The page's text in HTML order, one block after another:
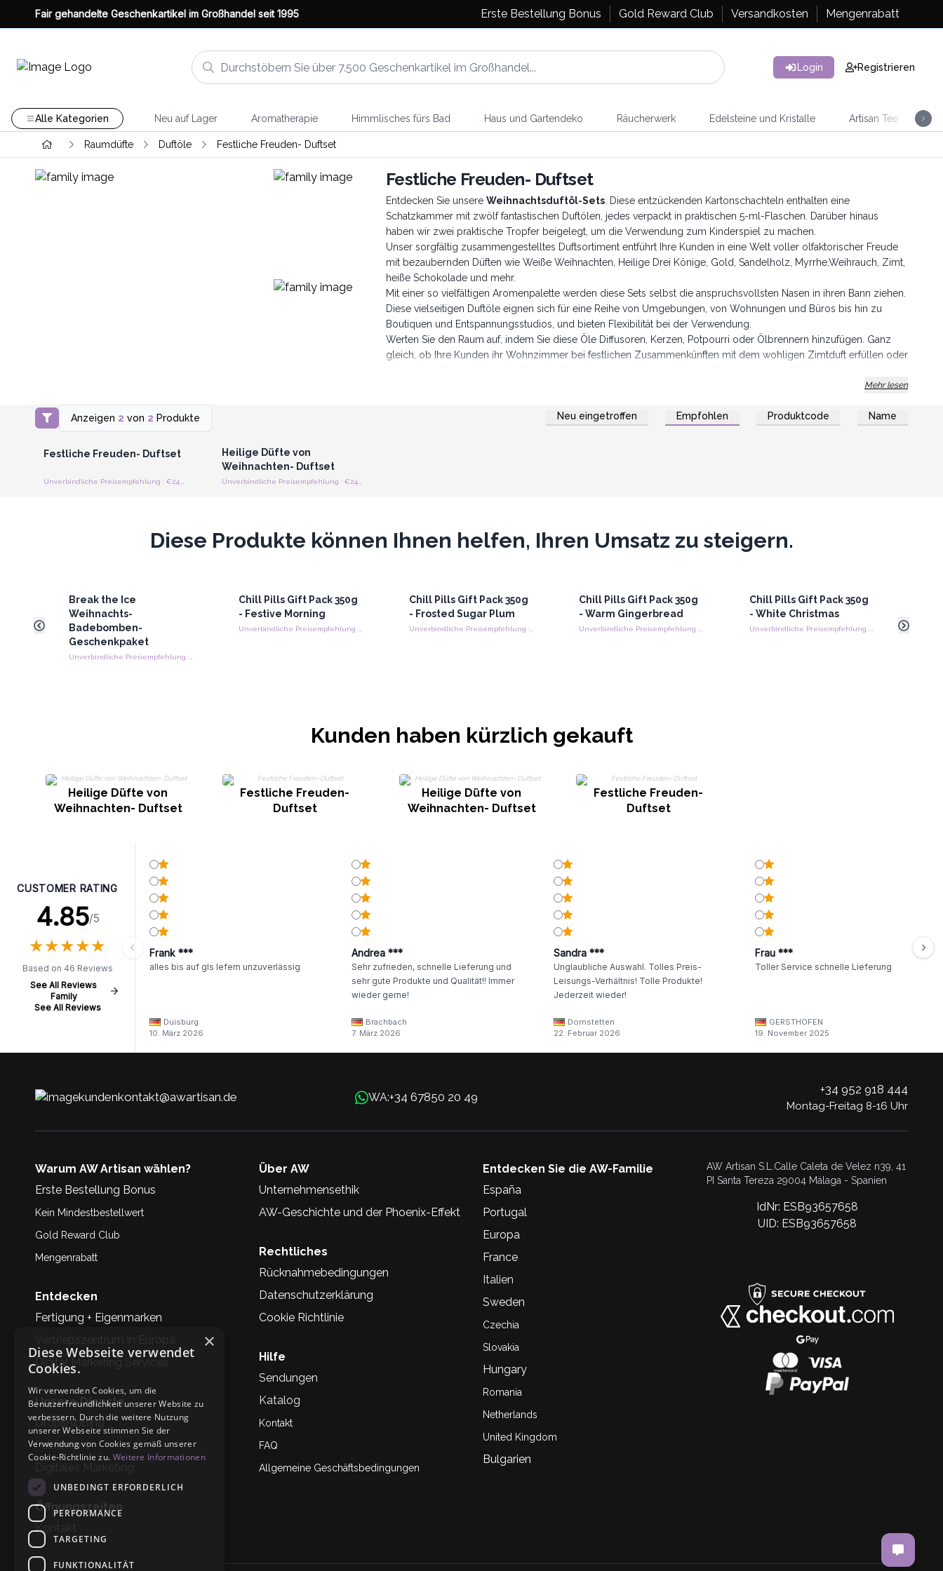
Fair gehandelte Geschenkartikel im Großhandel seit 1995 Erste Bestellung Bonus Gold Reward Club Versandkosten Mengenrabatt
Login Registrieren
Alle Kategorien Neu auf Lager Aromatherapie Himmlisches fürs Bad Haus und Gartendeko Räucherwerk Edelsteine und Kristalle Artisan Tee
Raumdüfte Duftöle Festliche Freuden- Duftset
Festliche Freuden- Duftset
Entdecken Sie unsere Weihnachtsduftöl-Sets . Diese entzückenden Kartonschachteln enthalten eine
Schatzkammer mit zwölf fantastischen Duftölen, jedes verpackt in praktischen 5-ml-Flaschen. Darüber hinaus
haben wir zwei praktische Tropfer beigelegt, um die Verwendung zum Kinderspiel zu machen.
Unser sorgfältig zusammengestelltes Duftsortiment entführt Ihre Kunden in eine Welt voller olfaktorischer Freude
mit bezaubernden Düften wie Weiße Weihnachten, Heilige Drei Könige, Gold, Sandelholz, Myrrhe,Weihrauch, Zimt,
heiße Schokolade und mehr.
Mit einer so vielfältigen Aromenpalette werden diese Sets selbst die anspruchsvollsten Nasen in ihren Bann ziehen.
Diese vielseitigen Duftöle eignen sich für eine Reihe von Umgebungen, von Wohnungen und Büros bis hin zu
Boutiquen und Entspannungsstudios, und bieten Flexibilität bei der Verwendung.
Werten Sie den Raum auf, indem Sie diese Öle Diffusoren, Kerzen, Potpourri oder Ölbrennern hinzufügen. Ganz
gleich, ob Ihre Kunden ihr Wohnzimmer bei festlichen Zusammenkünften mit dem wohligen Zimtduft erfüllen oder
eine ruhige Atmosphäre schaffen möchten, die immer die wunderbaren Erinnerungen an Weihnachten weckt –
diese Öle sind auf unterschiedliche Vorlieben und Anlässe abgestimmt und daher die perfekte Wahl, um das zu
Es ist an der Zeit, Ihren Raum in dieser Weihnachtszeit in ein Duftwunderland zu verwandeln!
Mehr lesen
Anzeigen 2 von 2 Produkte Neu eingetroffen Empfohlen Produktcode Name
Anmelden oder Registrieren
für Großhandelspreise
Festliche Freuden- Duftset
Heilige Düfte von
Weihnachten- Duftset
Diese Produkte können Ihnen helfen, Ihren Umsatz zu steigern.
Break the Ice
Weihnachts-
Badebomben-
Geschenkpaket
Chill Pills Gift Pack 350g
- Festive Morning
Chill Pills Gift Pack 350g
- Frosted Sugar Plum
Unverbindliche Preisempfehlung : €11.90/Pack
Chill Pills Gift Pack 350g
- Warm Gingerbread
Chill Pills Gift Pack 350g
- White Christmas
Unverbindliche Preisempfehlung : €11.90/Pack
Kunden haben kürzlich gekauft
Heilige Düfte von
Weihnachten- Duftset
Festliche Freuden-
Duftset
Heilige Düfte von
Weihnachten- Duftset
Festliche Freuden-
Duftset
CUSTOMER RATING
4.85/5
★★★★★
★★★★★
Based on 46 Reviews
See All Reviews
Family
See All Reviews
Frank ***
alles bis auf gls lefern unzuverlässig
Duisburg
10. März 2026
Andrea ***
Sehr zufrieden, schnelle Lieferung und
sehr gute Produkte und Qualität!! Immer
wieder gerne!
Brachbach
7. März 2026
Sandra ***
Unglaubliche Auswahl. Tolles Preis-
Leisungs-Verhältnis! Tolle Produkte!
Jederzeit wieder!
Dornstetten
22. Februar 2026
Frau ***
Toller Service schnelle Lieferung
GERSTHOFEN
19. November 2025
kundenkontakt@awartisan.de WA:+34 67850 20 49
+34 952 918 444
Montag-Freitag 8-16 Uhr
Warum AW Artisan wählen?
Erste Bestellung Bonus
Kein Mindestbestellwert
Gold Reward Club
Mengenrabatt
Entdecken
Fertigung + Eigenmarken
Vertriebszentrum in Europa
Digital Marketing Services
Unsere Dienste
Dropshipping
Fullfilment
Digitales Marketing
Öffnungszeiten
Kontakt
Über AW
Unternehmensethik
AW-Geschichte und der Phoenix-Effekt
Rechtliches
Rücknahmebedingungen
Datenschutzerklärung
Cookie Richtlinie
Hilfe
Sendungen
Katalog
Kontakt
FAQ
Allgemeine Geschäftsbedingungen
Entdecken Sie die AW-Familie
España
Portugal
Europa
France
Italien
Sweden
Czechia
Slovakia
Hungary
Romania
Netherlands
United Kingdom
Bulgarien
AW Artisan S.L.Calle Caleta de Velez n39, 41
PI Santa Tereza 29004 Málaga - Spanien
IdNr: ESB93657658
UID: ESB93657658
×
Diese Webseite verwendet
Cookies.
Wir verwenden Cookies, um die
Benutzerfreundlichkeit unserer Website zu
verbessern. Durch die weitere Nutzung
unserer Webseite stimmen Sie der
Verwendung von Cookies gemäß unserer
Cookie-Richtlinie zu. Weitere Informationen
UNBEDINGT ERFORDERLICH
PERFORMANCE
TARGETING
FUNKTIONALITÄT